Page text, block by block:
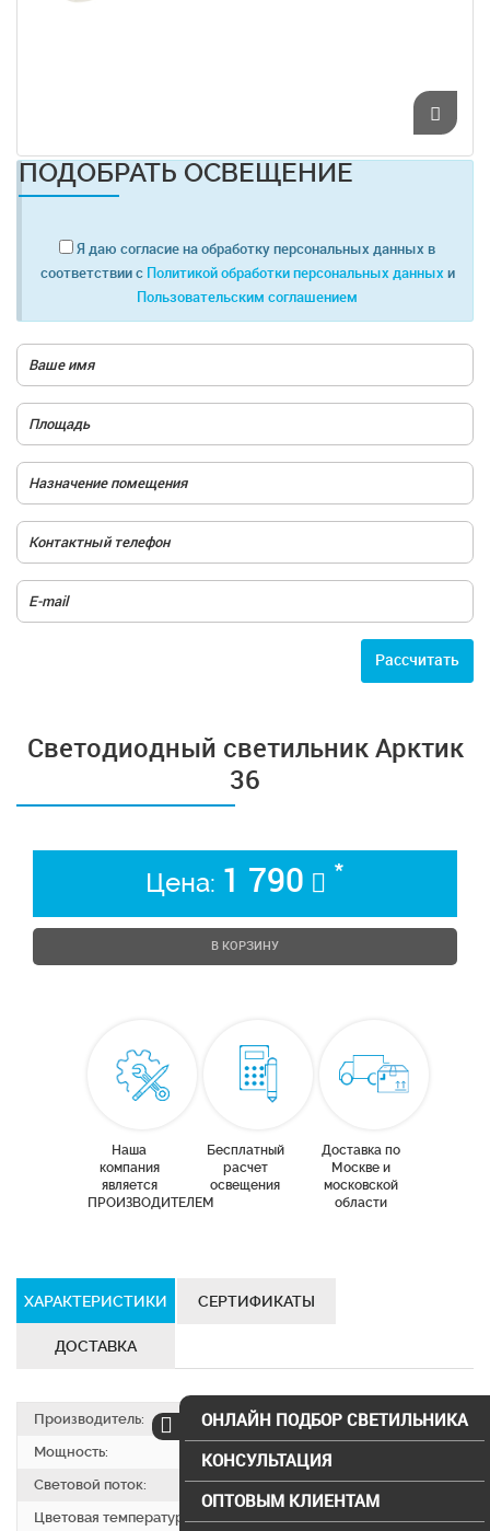
ПОДОБРАТЬ ОСВЕЩЕНИЕ
Я даю согласие на обработку персональных данных в
соответствии с Политикой обработки персональных данных и
Пользовательским соглашением
Расcчитать
Светодиодный светильник Арктик
36
Цена: 1 790 *
В КОРЗИНУ
Наша
компания
является
ПРОИЗВОДИТЕЛЕМ
Бесплатный
расчет
освещения
Доставка по
Москве и
московской
области
ХАРАКТЕРИСТИКИ СЕРТИФИКАТЫ
ДОСТАВКА
Производитель:
SVS electro
Мощность:
36 Вт
Световой поток:
2880 Люм
Цветовая температура
4500 , 6500
ОНЛАЙН ПОДБОР СВЕТИЛЬНИКА
КОНСУЛЬТАЦИЯ
ОПТОВЫМ КЛИЕНТАМ